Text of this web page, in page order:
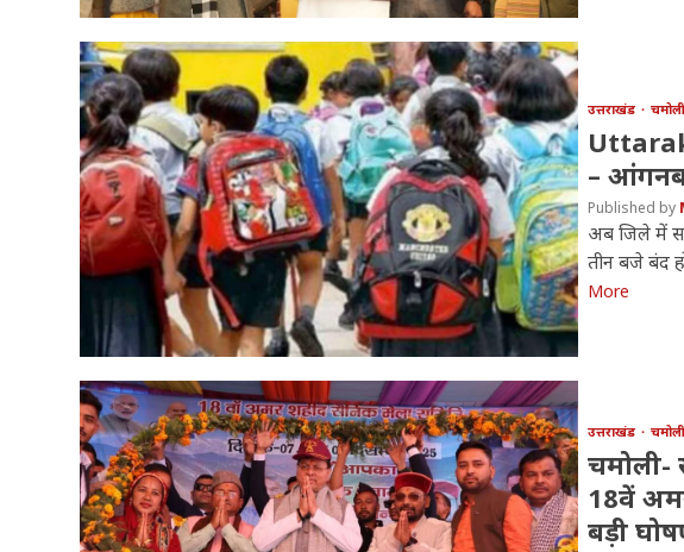
उत्तराखंड चमोली
–
अब जिले में
तीन बजे बंद
More
उत्तराखंड चमोली
चमोली-
18वें
बड़ी